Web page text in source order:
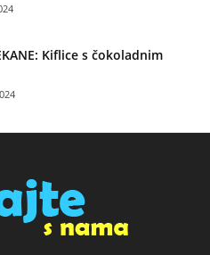
Kiflice s čokoladnim